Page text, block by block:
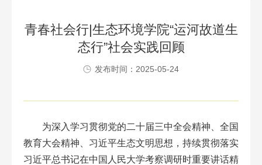
青春社会行|生态环境学院“运河故道生
态行”社会实践回顾
发布时间：2025-05-24
为深入学习贯彻党的二十届三中全会精神、全国
教育大会精神、习近平生态文明思想，持续贯彻落实
习近平总书记在中国人民大学考察调研时重要讲话精